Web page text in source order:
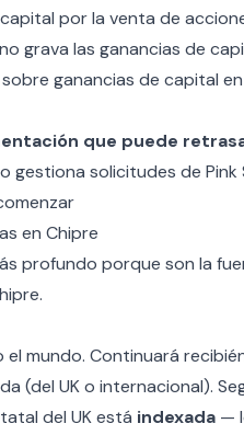
por la venta de
grava las ganancias de
ganancias de capital
que puede
gestiona solicitudes de Pink
en Chipre
profundo porque son la
mundo. Continuará
(del UK o internacional).
del UK está indexada—